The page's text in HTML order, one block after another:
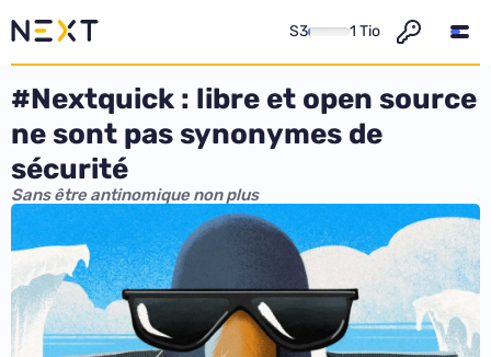
S3 1 Tio
#Nextquick : libre et open source
ne sont pas synonymes de
sécurité
Sans être antinomique non plus